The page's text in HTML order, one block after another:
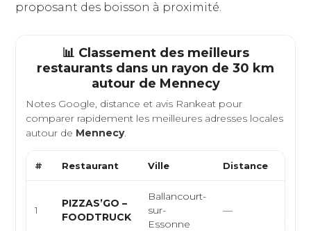
proposant des boisson à proximité.
📊 Classement des meilleurs
restaurants dans un rayon de 30 km
autour de Mennecy
Notes Google, distance et avis Rankeat pour
comparer rapidement les meilleures adresses locales
autour de Mennecy.
# Restaurant Ville Distance
1
PIZZAS’GO –
FOODTRUCK
Ballancourt-
sur-
Essonne
—